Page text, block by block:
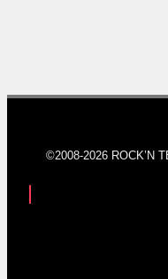
©2008-2026 ROCK’N